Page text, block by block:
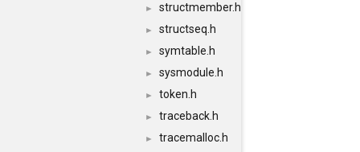
► structmember.h
► structseq.h
► symtable.h
► sysmodule.h
► token.h
► traceback.h
► tracemalloc.h